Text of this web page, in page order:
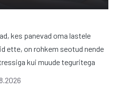
kes panevad oma lastele
ette, on rohkem seotud nende
kui muude teguritega